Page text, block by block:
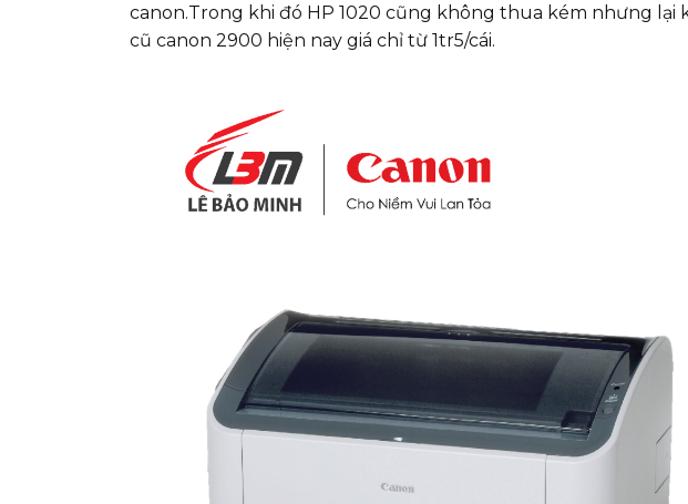
canon.Trong khi đó HP 1020 cũng không thua kém nhưng lại
cũ canon 2900 hiện nay giá chỉ từ 1tr5/cái.